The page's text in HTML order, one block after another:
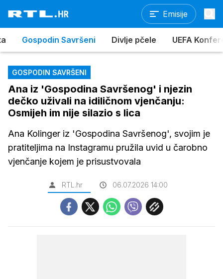
Emisije
Gospodin Savršeni Divlje pčele UEFA
GOSPODIN SAVRŠENI
Ana iz 'Gospodina Savršenog' i njezin
dečko uživali na idiličnom vjenčanju:
Osmijeh im nije silazio s lica
Ana Kolinger iz 'Gospodina Savršenog', svojim je
pratiteljima na Instagramu pružila uvid u čarobno
vjenčanje kojem je prisustvovala
RTL.hr 06.07.2026 14:00